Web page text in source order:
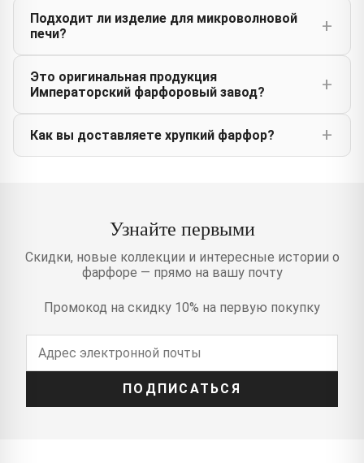
Подходит ли изделие для микроволновой
печи?
Это оригинальная продукция
Императорский фарфоровый завод?
Как вы доставляете хрупкий фарфор?
Узнайте первыми
Скидки, новые коллекции и интересные истории о
фарфоре — прямо на вашу почту
Промокод на скидку 10% на первую покупку
ПОДПИСАТЬСЯ